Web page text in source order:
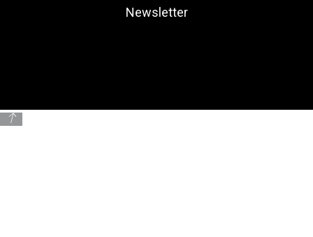
Newsletter